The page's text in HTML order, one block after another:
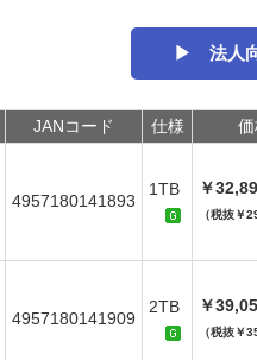
▶ 法人向
JANコード 仕様
4957180141893
1TB ￥
（税抜￥
4957180141909
2TB ￥
（税抜￥